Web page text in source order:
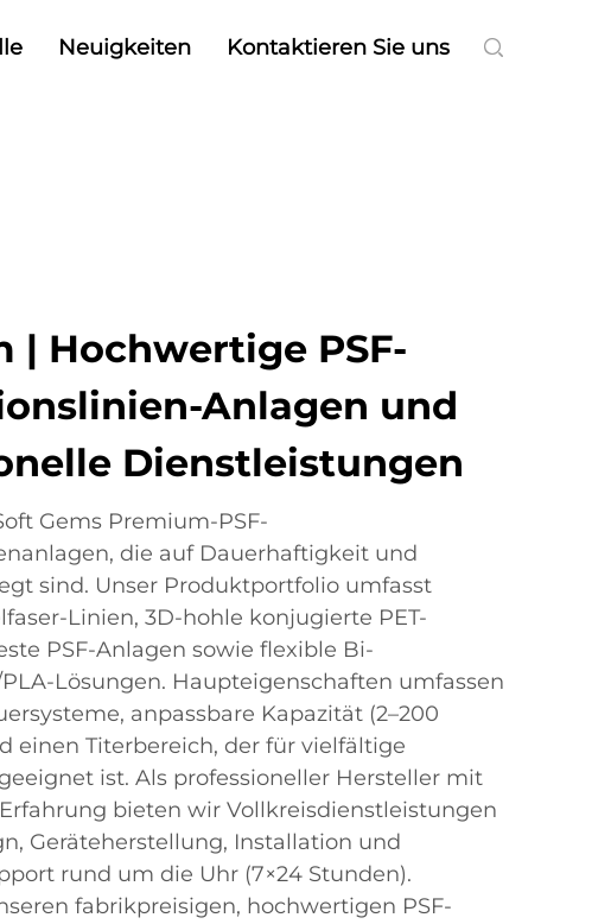
Neuigkeiten Kontaktieren Sie uns
| Hochwertige PSF-
Anlagen und
Dienstleistungen
Gems Premium-PSF-
die auf Dauerhaftigkeit und
sind. Unser Produktportfolio umfasst
Linien, 3D-hohle konjugierte PET-
PSF-Anlagen sowie flexible Bi-
Lösungen. Haupteigenschaften umfassen
anpassbare Kapazität (2–200
einen Titerbereich, der für vielfältige
ist. Als professioneller Hersteller mit
bieten wir Vollkreisdienstleistungen
Geräteherstellung, Installation und
rund um die Uhr (7×24 Stunden).
fabrikpreisigen, hochwertigen PSF-